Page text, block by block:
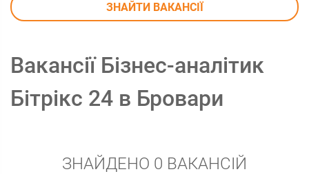
ЗНАЙТИ ВАКАНСІЇ
Вакансії Бізнес-аналітик
Бітрікс 24 в Бровари
ЗНАЙДЕНО 0 ВАКАНСІЙ